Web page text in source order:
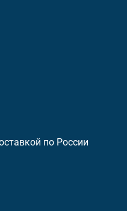
по России